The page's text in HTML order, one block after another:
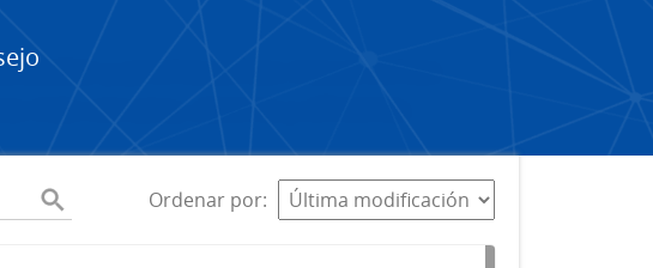
Ordenar por